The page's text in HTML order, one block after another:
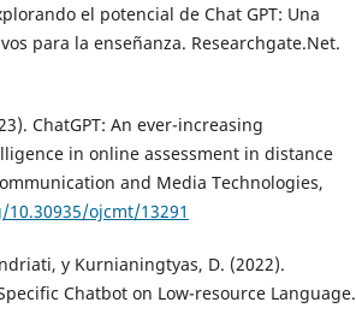
el potencial de Chat GPT: Una
para la enseñanza. Researchgate.Net.
ChatGPT: An ever-increasing
in online assessment in distance
and Media Technologies,
ojcmt/13291
y Kurnianingtyas, D. (2022).
Chatbot on Low-resource Language.